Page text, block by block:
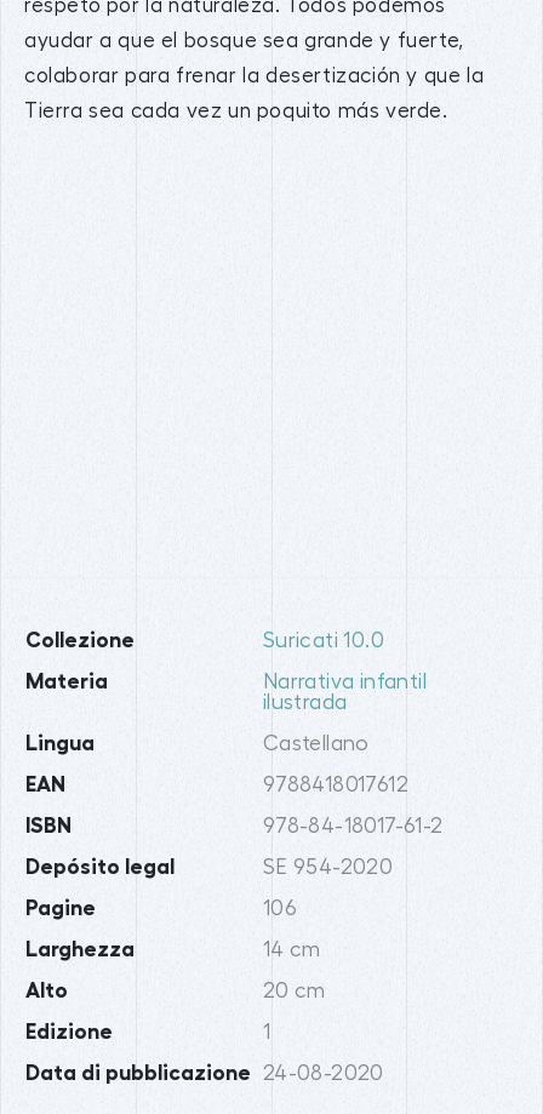
respeto por la naturaleza. Todos podemos
ayudar a que el bosque sea grande y fuerte,
colaborar para frenar la desertización y que la
Tierra sea cada vez un poquito más verde.
Collezione Suricati 10.0
Materia
Narrativa infantil
ilustrada
Lingua Castellano
EAN 9788418017612
ISBN 978-84-18017-61-2
Depósito legal SE 954-2020
Pagine 106
Larghezza 14 cm
Alto 20 cm
Edizione 1
Data di pubblicazione 24-08-2020